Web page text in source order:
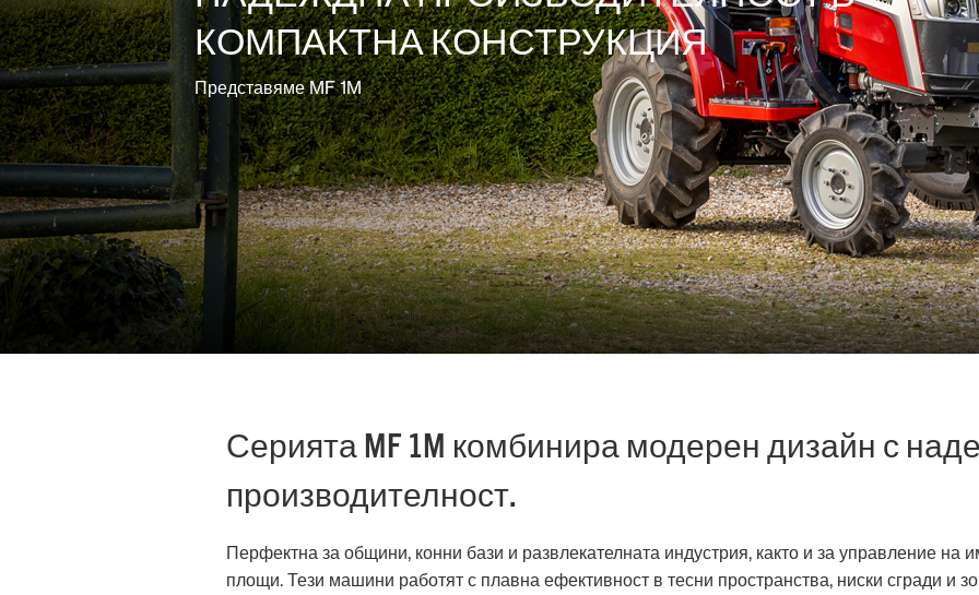
Грижа за
почвата
Смесена
КОМПАКТНА КОНСТРУКЦИЯ
Представяме MF 1M
Серията MF 1M комбинира модерен дизайн с
производителност.
Перфектна за общини, конни бази и развлекателната индустрия, както и за управление на
площи. Тези машини работят с плавна ефективност в тесни пространства, ниски сгради и